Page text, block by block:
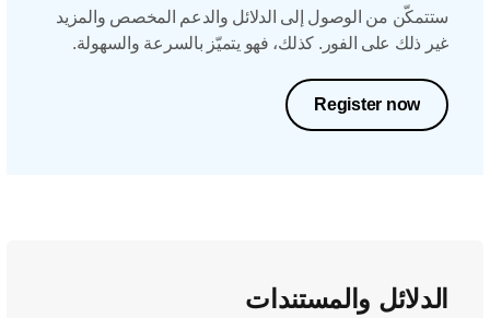
ستتمكّن من الوصول إلى الدلائل والدعم المخصص والمزيد
غير ذلك على الفور. كذلك، فهو يتميّز بالسرعة والسهولة.
Register now
الدلائل والمستندات